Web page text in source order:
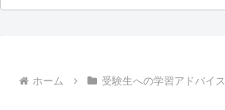
ホーム 受験生への学習アドバイス